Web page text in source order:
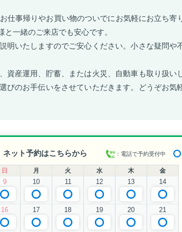
仕事帰りやお買い物のついでにお気軽にお立ち寄
一緒のご来店でも安心です。
いたしますのでご安心ください。小さな疑問や
資産運用、貯蓄、または火災、自動車も取り扱い
びのお手伝いをさせていただきます。どうぞお気
ネット予約はこちらから ：電話で予約受付中
日 月 火 水 木 金
9 10 11 12 13 14
16 17 18 19 20 21